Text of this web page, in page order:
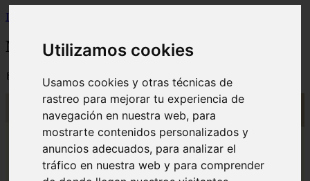
Utilizamos cookies
Usamos cookies y otras técnicas de
rastreo para mejorar tu experiencia de
navegación en nuestra web, para
mostrarte contenidos personalizados y
anuncios adecuados, para analizar el
tráfico en nuestra web y para comprender
Inicio
Nombres de Cantantes para Gatos
📅 12/06/2025